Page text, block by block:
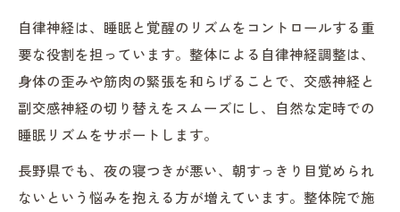
自律神経は、睡眠と覚醒のリズムをコントロールする重
要な役割を担っています。整体による自律神経調整は、
身体の歪みや筋肉の緊張を和らげることで、交感神経と
副交感神経の切り替えをスムーズにし、自然な定時での
睡眠リズムをサポートします。
長野県でも、夜の寝つきが悪い、朝すっきり目覚められ
ないという悩みを抱える方が増えています。整体院で施